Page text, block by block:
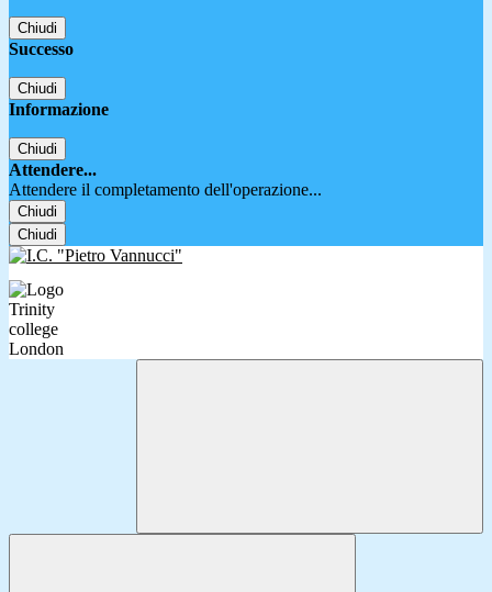
Chiudi
Successo
Chiudi
Informazione
Chiudi
Attendere...
Attendere il completamento dell'operazione...
Chiudi
Chiudi